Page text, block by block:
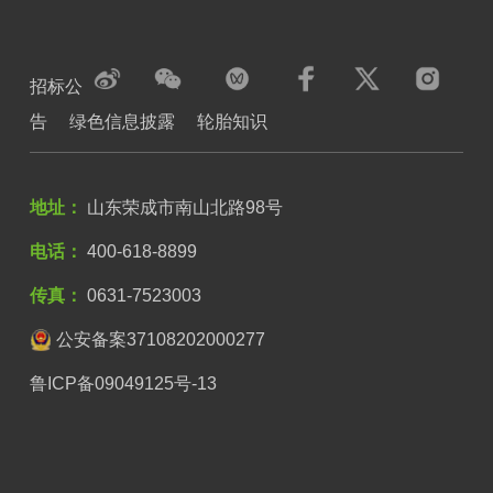
招标公
告
绿色信息披露 轮胎知识
地址： 山东荣成市南山北路98号
电话： 400-618-8899
传真： 0631-7523003
公安备案37108202000277
鲁ICP备09049125号-13